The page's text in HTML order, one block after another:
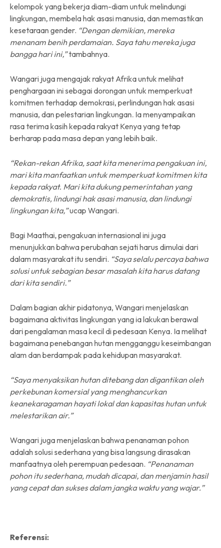
kelompok yang bekerja diam-diam untuk melindungi
lingkungan, membela hak asasi manusia, dan memastikan
kesetaraan gender. “Dengan demikian, mereka
menanam benih perdamaian. Saya tahu mereka juga
bangga hari ini,”tambahnya.
Wangari juga mengajak rakyat Afrika untuk melihat
penghargaan ini sebagai dorongan untuk memperkuat
komitmen terhadap demokrasi, perlindungan hak asasi
manusia, dan pelestarian lingkungan. Ia menyampaikan
rasa terima kasih kepada rakyat Kenya yang tetap
berharap pada masa depan yang lebih baik.
“Rekan-rekan Afrika, saat kita menerima pengakuan ini,
mari kita manfaatkan untuk memperkuat komitmen kita
kepada rakyat. Mari kita dukung pemerintahan yang
demokratis, lindungi hak asasi manusia, dan lindungi
lingkungan kita,”ucap Wangari.
Bagi Maathai, pengakuan internasional ini juga
menunjukkan bahwa perubahan sejati harus dimulai dari
dalam masyarakat itu sendiri. “Saya selalu percaya bahwa
solusi untuk sebagian besar masalah kita harus datang
dari kita sendiri.”
Dalam bagian akhir pidatonya, Wangari menjelaskan
bagaimana aktivitas lingkungan yang ia lakukan berawal
dari pengalaman masa kecil di pedesaan Kenya. Ia melihat
bagaimana penebangan hutan mengganggu keseimbangan
alam dan berdampak pada kehidupan masyarakat.
“Saya menyaksikan hutan ditebang dan digantikan oleh
perkebunan komersial yang menghancurkan
keanekaragaman hayati lokal dan kapasitas hutan untuk
melestarikan air.”
Wangari juga menjelaskan bahwa penanaman pohon
adalah solusi sederhana yang bisa langsung dirasakan
manfaatnya oleh perempuan pedesaan. “Penanaman
pohon itu sederhana, mudah dicapai, dan menjamin hasil
yang cepat dan sukses dalam jangka waktu yang wajar.”
Referensi: